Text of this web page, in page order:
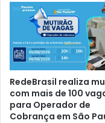
RedeBrasil realiza
com mais de 100
para Operador de
Cobrança em São